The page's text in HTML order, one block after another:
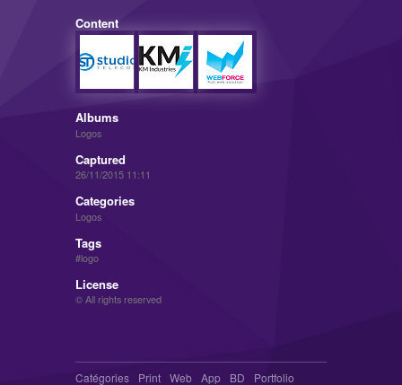
Content
Albums
Logos
Captured
26/11/2015 11:11
Categories
Logos
Tags
logo
License
© All rights reserved
Catégories Print Web App BD Portfolio